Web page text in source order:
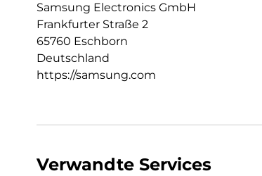
Samsung Electronics GmbH
Frankfurter Straße 2
65760 Eschborn
Deutschland
https://samsung.com
Verwandte Services